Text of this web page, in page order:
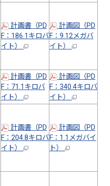
計画書（PD
F：186.1キロバ
イト）
計画図（PD
F：9.12メガバ
イト）
計画書（PD
F：71.1キロバ
イト）
計画図（PD
F：340.4キロバ
イト）
計画書（PD
F：204.8キロバ
イト）
計画図（PD
F：1.1メガバイ
ト）